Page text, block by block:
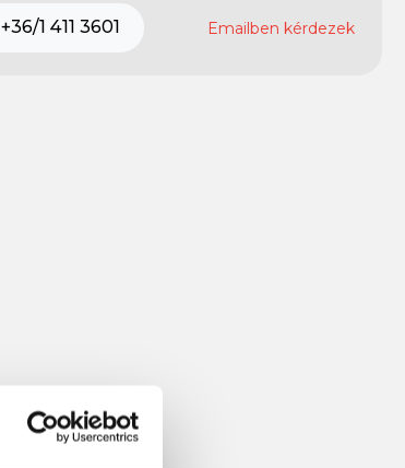
+36/1 411 3601 Emailben kérdezek